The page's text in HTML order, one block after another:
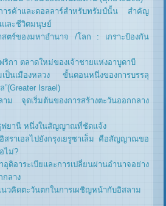
ค้าและดอลลาร์สำหรับทรัมป์นั้น สำคัญ
ละชีวิตมนุษย์
สตร์ของมหาอำนาจ /โลก : เกราะป้องกัน
กา ตลาดใหม่ของเจ้าชายแห่งอาบูดาบี
มเป็นเมืองหลวง ขั้นตอนหนึ่งของการบรรลุ
Israel)
าม จุดเริ่มต้นของการสร้างตะวันออกกลาง
ฟยานี หนึ่งในสัญญาณที่ชัดแจ้ง
สราเอลไปยังกรุงเยรูซาเล็ม คือสัญญาณขอ
ไม่?
ดิอาระเบียและการเปลี่ยนผ่านอำนาจอย่าง
กลาง
วคิดตะวันตกในการเผชิญหน้ากับอิสลาม